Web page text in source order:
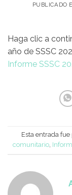
PUBLICADO
Haga clic a
año de SSSC
Informe SSSC
Esta entrada
comunitario,